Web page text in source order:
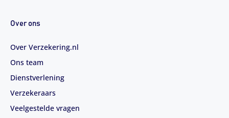
Over ons
Over Verzekering.nl
Ons team
Dienstverlening
Verzekeraars
Veelgestelde vragen